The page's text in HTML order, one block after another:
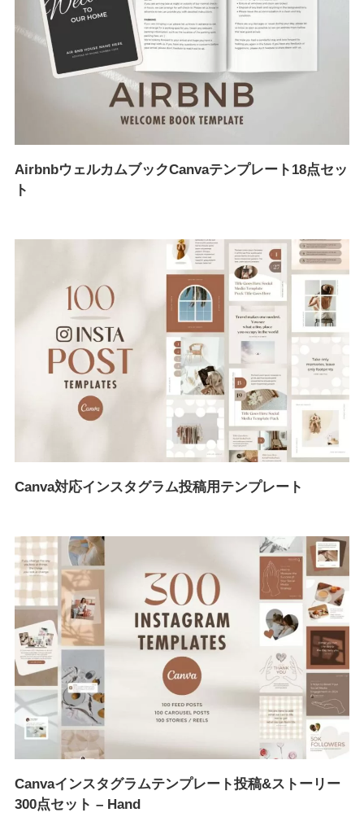
AirbnbウェルカムブックCanvaテンプレート18点セッ
ト
Canva対応インスタグラム投稿用テンプレート
Canvaインスタグラムテンプレート投稿&ストーリー
300点セット – Hand